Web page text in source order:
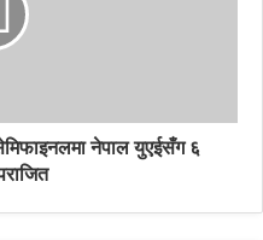
नेपाल युएईसँग ६